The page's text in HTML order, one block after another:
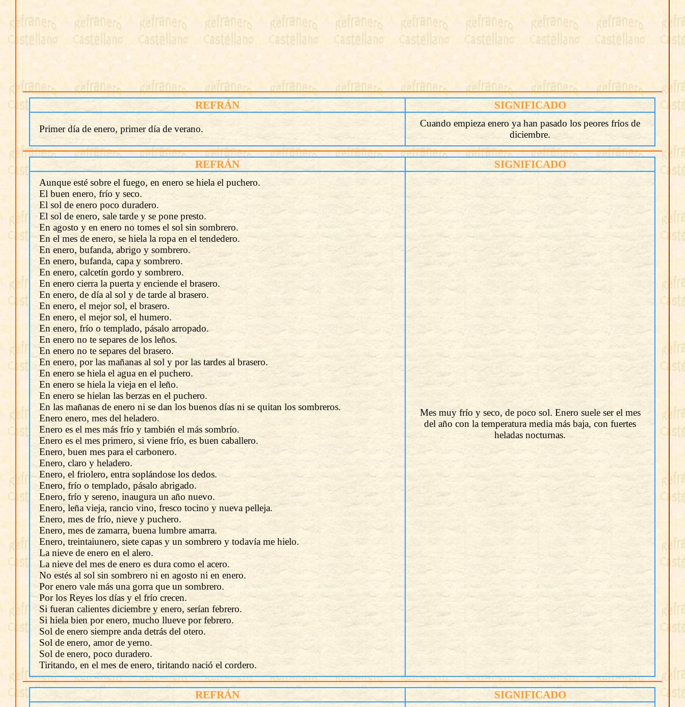
REFRÁN SIGNIFICADO
Primer día de enero, primer día de verano.
Cuando empieza enero ya han pasado los peores fríos de
diciembre.
REFRÁN SIGNIFICADO
Aunque esté sobre el fuego, en enero se hiela el puchero.
El buen enero, frío y seco.
El sol de enero poco duradero.
El sol de enero, sale tarde y se pone presto.
En agosto y en enero no tomes el sol sin sombrero.
En el mes de enero, se hiela la ropa en el tendedero.
En enero, bufanda, abrigo y sombrero.
En enero, bufanda, capa y sombrero.
En enero, calcetín gordo y sombrero.
En enero cierra la puerta y enciende el brasero.
En enero, de día al sol y de tarde al brasero.
En enero, el mejor sol, el brasero.
En enero, el mejor sol, el humero.
En enero, frío o templado, pásalo arropado.
En enero no te separes de los leños.
En enero no te separes del brasero.
En enero, por las mañanas al sol y por las tardes al brasero.
En enero se hiela el agua en el puchero.
En enero se hiela la vieja en el leño.
En enero se hielan las berzas en el puchero.
En las mañanas de enero ni se dan los buenos días ni se quitan los sombreros.
Enero enero, mes del heladero.
Enero es el mes más frío y también el más sombrío.
Enero es el mes primero, si viene frío, es buen caballero.
Enero, buen mes para el carbonero.
Enero, claro y heladero.
Enero, el friolero, entra soplándose los dedos.
Enero, frío o templado, pásalo abrigado.
Enero, frío y sereno, inaugura un año nuevo.
Enero, leña vieja, rancio vino, fresco tocino y nueva pelleja.
Enero, mes de frío, nieve y puchero.
Enero, mes de zamarra, buena lumbre amarra.
Enero, treintaiunero, siete capas y un sombrero y todavía me hielo.
La nieve de enero en el alero.
La nieve del mes de enero es dura como el acero.
No estés al sol sin sombrero ni en agosto ni en enero.
Por enero vale más una gorra que un sombrero.
Por los Reyes los días y el frío crecen.
Si fueran calientes diciembre y enero, serían febrero.
Si hiela bien por enero, mucho llueve por febrero.
Sol de enero siempre anda detrás del otero.
Sol de enero, amor de yerno.
Sol de enero, poco duradero.
Tiritando, en el mes de enero, tiritando nació el cordero.
Mes muy frío y seco, de poco sol. Enero suele ser el mes
del año con la temperatura media más baja, con fuertes
heladas nocturnas.
REFRÁN SIGNIFICADO